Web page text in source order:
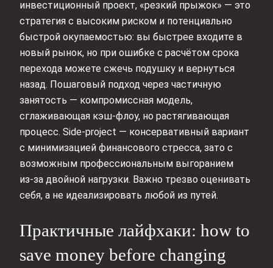
инвестиционный проект, «резкий прыжок» — это
стратегия с высоким риском и потенциально
быстрой окупаемостью: вы быстрее входите в
новый рынок, но при ошибке с расчётом срока
перехода можете сжечь подушку и вернуться
назад. Пошаговый подход через частичную
занятость — компромиссная модель,
сглаживающая кэш‑флоу, но растягивающая
процесс. Side‑project — консервативный вариант
с минимизацией финансового стресса, зато с
возможным профессиональным выгоранием
из‑за двойной нагрузки. Важно трезво оценивать
себя, а не идеализировать любой из путей.
Практичные лайфхаки: how to
save money before changing